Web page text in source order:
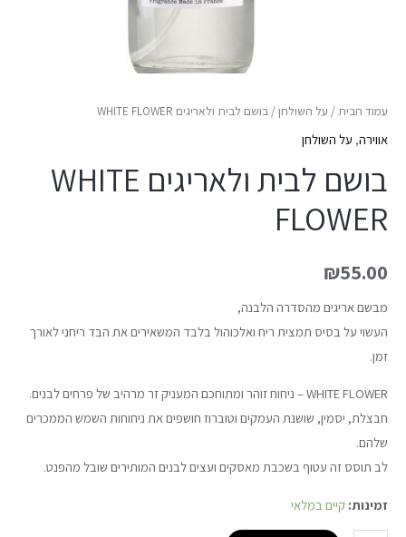
עמוד הבית/ על השולחן/ בושם לבית ולאריגים WHITE FLOWER
אווירה, על השולחן
בושם לבית ולאריגים WHITE
FLOWER
₪55.00
מבשם אריגים מהסדרה הלבנה,
העשוי על בסיס תמצית ריח ואלכוהול בלבד המשאירים את הבד ריחני לאורך
זמן.
WHITE FLOWER – ניחוח זוהר ומתוחכם המעניק זר מרהיב של פרחים לבנים.
חבצלת, יסמין, שושנת העמקים וטוברוז חושפים את ניחוחות השמש הממכרים
שלהם.
לב תוסס זה עטוף בשכבת מאסקים ועצים לבנים המותירים שובל מהפנט.
זמינות: קיים במלאי